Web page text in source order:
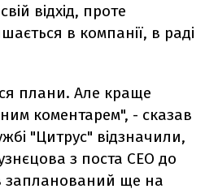
відхід, проте
в компанії, в раді
плани. Але краще
коментарем", - сказав
"Цитрус" відзначили,
з поста СЕО до
запланований ще на